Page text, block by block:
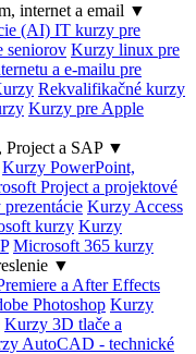
internet a email ▼
(AI) IT kurzy pre
seniorov Kurzy linux pre
a e-mailu pre
Rekvalifikačné kurzy
Kurzy pre Apple
a SAP ▼
Kurzy PowerPoint,
Project a projektové
Kurzy Access
kurzy Kurzy
Microsoft 365 kurzy
▼
a After Effects
Photoshop Kurzy
Kurzy 3D tlače a
AutoCAD - technické